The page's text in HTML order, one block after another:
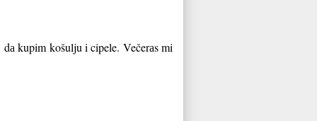
kupim košulju i cipele. Večerаs mi